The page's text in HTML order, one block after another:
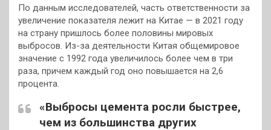
По данным исследователей, часть ответственности за
увеличение показателя лежит на Китае — в 2021 году
на страну пришлось более половины мировых
выбросов. Из-за деятельности Китая общемировое
значение с 1992 года увеличилось более чем в три
раза, причем каждый год оно повышается на 2,6
процента.
«Выбросы цемента росли быстрее,
чем из большинства других